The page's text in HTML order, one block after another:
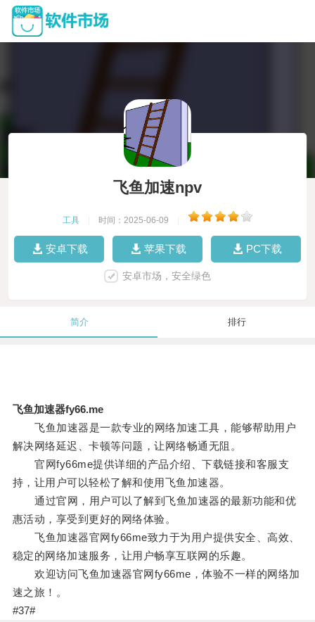
飞鱼加速npv
工具 时间：2025-06-09
安卓下载 苹果下载 PC下载
安卓市场，安全绿色
简介 排行
飞鱼加速器fy66.me
飞鱼加速器是一款专业的网络加速工具，能够帮助用户
解决网络延迟、卡顿等问题，让网络畅通无阻。
官网fy66me提供详细的产品介绍、下载链接和客服支
持，让用户可以轻松了解和使用飞鱼加速器。
通过官网，用户可以了解到飞鱼加速器的最新功能和优
惠活动，享受到更好的网络体验。
飞鱼加速器官网fy66me致力于为用户提供安全、高效、
稳定的网络加速服务，让用户畅享互联网的乐趣。
欢迎访问飞鱼加速器官网fy66me，体验不一样的网络加
速之旅！。
#37#